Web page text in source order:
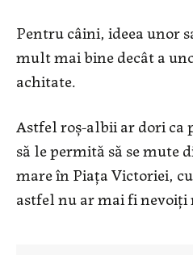
Pentru câini, ideea unor
mult mai bine decât a
achitate.
Astfel roș-albii ar dori
să le permită să se mute
mare în Piața Victoriei,
astfel nu ar mai fi nevoiți